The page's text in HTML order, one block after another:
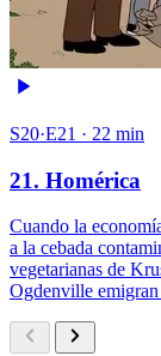
S20·E21 · 22 min
21. Homérica
Cuando la
a la cebada
vegetarianas de
Ogdenville